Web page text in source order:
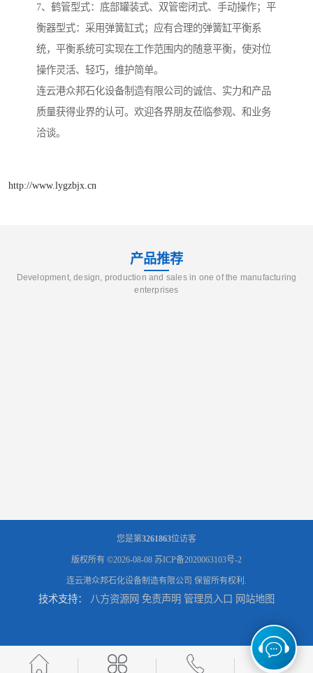
7、鹤管型式：底部罐装式、双管密闭式、手动操作；平
衡器型式：采用弹簧缸式；应有合理的弹簧缸平衡系
统，平衡系统可实现在工作范围内的随意平衡，使对位
操作灵活、轻巧，维护简单。
连云港众邦石化设备制造有限公司的诚信、实力和产品
质量获得业界的认可。欢迎各界朋友莅临参观、和业务
洽谈。
http://www.lygzbjx.cn
产品推荐
Development, design, production and sales in one of the manufacturing
enterprises
您是第3261863位访客
版权所有 ©2026-08-08 苏ICP备2020063103号-2
连云港众邦石化设备制造有限公司 保留所有权利.
技术支持： 八方资源网 免责声明 管理员入口 网站地图